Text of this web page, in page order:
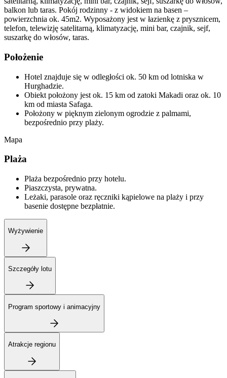
balkon lub taras. Pokój rodzinny - z widokiem na basen –
powierzchnia ok. 45m2. Wyposażony jest w łazienkę z prysznicem,
telefon, telewizję satelitarną, klimatyzację, mini bar, czajnik, sejf,
suszarkę do włosów, taras.
Położenie
Hotel znajduje się w odległości ok. 50 km od lotniska w
Hurghadzie.
Obiekt położony jest ok. 15 km od zatoki Makadi oraz ok. 10
km od miasta Safaga.
Położony w pięknym zielonym ogrodzie z palmami,
bezpośrednio przy plaży.
Mapa
Plaża
Plaża bezpośrednio przy hotelu.
Piaszczysta, prywatna.
Leżaki, parasole oraz ręczniki kąpielowe na plaży i przy
basenie dostępne bezpłatnie.
Wyżywienie
Szczegóły lotu
Program sportowy i animacyjny
Atrakcje regionu